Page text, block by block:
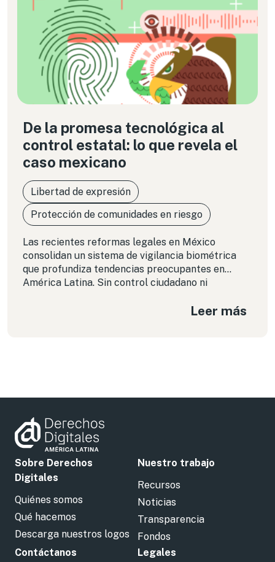
De la promesa tecnológica al
control estatal: lo que revela el
caso mexicano
Libertad de expresión
Protección de comunidades en riesgo
Las recientes reformas legales en México
consolidan un sistema de vigilancia biométrica
que profundiza tendencias preocupantes en
América Latina. Sin control ciudadano ni
erosionan libertades, amenazan la privacidad y
Leer más
Sobre Derechos
Digitales
Quiénes somos
Qué hacemos
Descarga nuestros logos
Nuestro trabajo
Recursos
Noticias
Transparencia
Fondos
Contáctanos
Legales